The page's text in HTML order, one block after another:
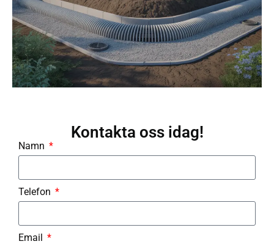
Kontakta oss idag!
Namn
Telefon
Email